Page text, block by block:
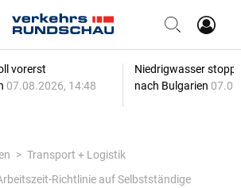
vorerst
07.08.2026, 14:48
Niedrigwasser
nach Bulgarien
Transport + Logistik
Richtlinie auf Selbstständige